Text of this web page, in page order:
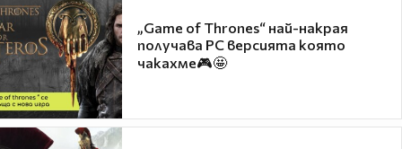
„Game of Thrones“ най-накрая
получава PC версията която
чакахме🎮🤩